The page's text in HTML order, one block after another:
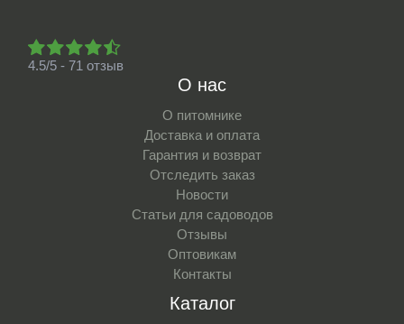
4.5/5 - 71 отзыв
О нас
О питомнике
Доставка и оплата
Гарантия и возврат
Отследить заказ
Новости
Статьи для садоводов
Отзывы
Оптовикам
Контакты
Каталог